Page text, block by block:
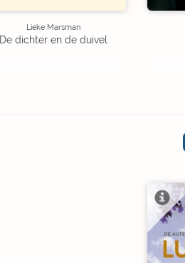
Lieke Marsman
De dichter en de duivel